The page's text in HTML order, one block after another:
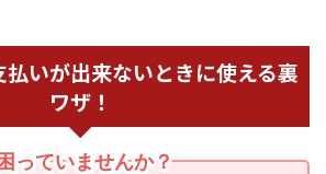
いが出来ないときに使える裏
ワザ！
っていませんか？